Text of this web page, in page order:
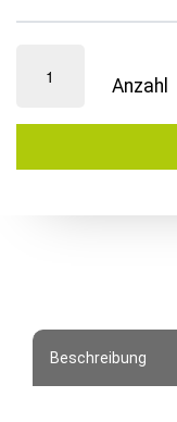
Stapelbar
Crocce
mit
Beschreibung